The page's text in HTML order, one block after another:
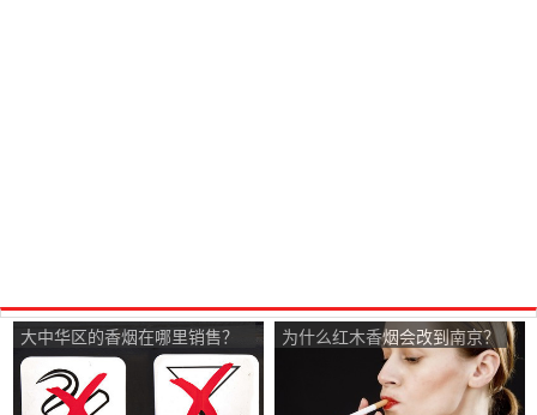
大中华区的香烟在哪里销售？
每包多少钱，但上面印着“非卖
品”字样？
为什么红木香烟会改到南京？